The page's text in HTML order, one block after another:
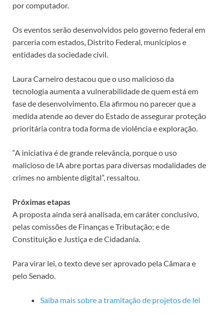
por computador.
Os eventos serão desenvolvidos pelo governo federal em
parceria com estados, Distrito Federal, municípios e
entidades da sociedade civil.
Laura Carneiro destacou que o uso malicioso da
tecnologia aumenta a vulnerabilidade de quem está em
fase de desenvolvimento. Ela afirmou no parecer que a
medida atende ao dever do Estado de assegurar proteção
prioritária contra toda forma de violência e exploração.
“A iniciativa é de grande relevância, porque o uso
malicioso de IA abre portas para diversas modalidades de
crimes no ambiente digital”, ressaltou.
Próximas etapas
A proposta ainda será analisada, emcaráter conclusivo,
pelas comissões de Finanças e Tributação; e de
Constituição e Justiça e de Cidadania.
Para virar lei, o texto deve ser aprovado pela Câmara e
pelo Senado.
Saiba mais sobre a tramitação de projetos de lei